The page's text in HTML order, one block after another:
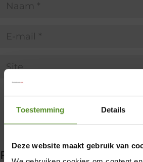
Toestemming Details
Deze website maakt gebruik van
Filter producten